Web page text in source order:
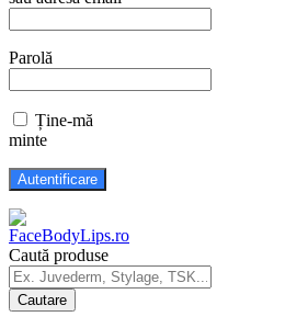
Parolă
Ține-mă
minte
Caută produse